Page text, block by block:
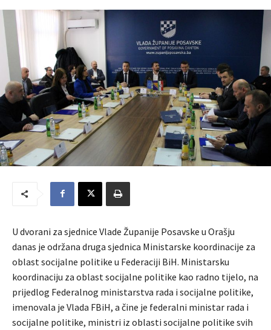
U dvorani za sjednice Vlade Županije Posavske u Orašju
danas je održana druga sjednica Ministarske koordinacije za
oblast socijalne politike u Federaciji BiH. Ministarsku
koordinaciju za oblast socijalne politike kao radno tijelo, na
prijedlog Federalnog ministarstva rada i socijalne politike,
imenovala je Vlada FBiH, a čine je federalni ministar rada i
socijalne politike, ministri iz oblasti socijalne politike svih